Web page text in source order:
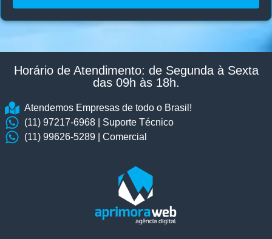
Horário de Atendimento: de Segunda à Sexta
das 09h às 18h.​
Atendemos Empresas de todo o Brasil!
(11) 97217-6968 | Suporte Técnico
(11) 99626-5289 | Comercial